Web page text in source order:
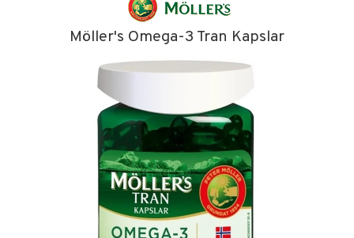
Hem & Inredning
Leksaker, Barn & Baby
Möller's Omega-3 Tran Kapslar